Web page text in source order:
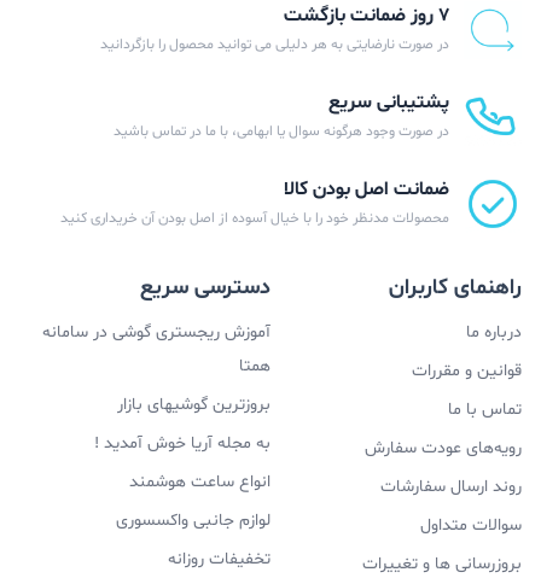
۷ روز ضمانت بازگشت
در صورت نارضایتی به هر دلیلی می توانید محصول را بازگردانید
پشتیبانی سریع
در صورت وجود هرگونه سوال یا ابهامی، با ما در تماس باشید
ضمانت اصل بودن کالا
محصولات مدنظر خود را با خیال آسوده از اصل بودن آن خریداری کنید
راهنمای کاربران
درباره ما
قوانین و مقررات
تماس با ما
رویه‌های عودت سفارش
روند ارسال سفارشات
سوالات متداول
بروزرسانی ها و تغییرات
دسترسی سریع
آموزش ریجستری گوشی در سامانه
همتا
بروزترین گوشیهای بازار
به مجله آریا خوش آمدید !
انواع ساعت هوشمند
لوازم جانبی واکسسوری
تخفیفات روزانه